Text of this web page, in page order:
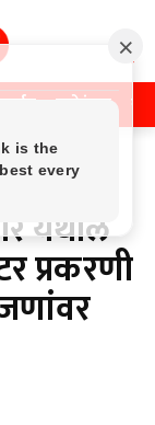
मनोरंजन
येथील
प्रकरणी